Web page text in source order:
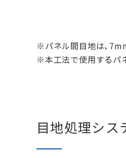
※パネル間目地は、
※本工法で使用するパ
目地処理シス